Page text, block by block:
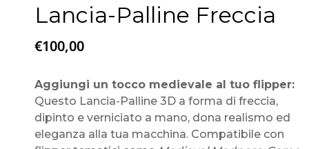
Lancia-Palline Freccia
€100,00
Aggiungi un tocco medievale al tuo flipper:
Questo Lancia-Palline 3D a forma di freccia,
dipinto e verniciato a mano, dona realismo ed
eleganza alla tua macchina. Compatibile con